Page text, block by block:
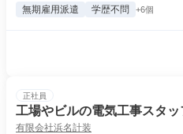
無期雇用派遣 学歴不問 +6個
正社員
工場やビルの電気工事スタッ
有限会社浜名計装